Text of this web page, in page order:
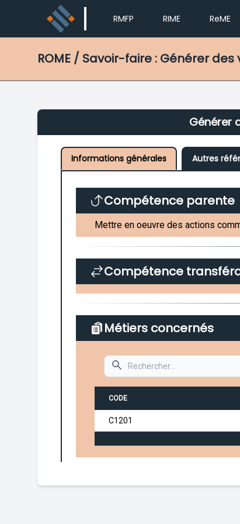
RMFP RIME ReME
ROME / Savoir-faire : Générer
Générer
Informations générales Autres
Compétence parente
Mettre en oeuvre des actions
Compétence
Métiers concernés
Search
CODE
C1201